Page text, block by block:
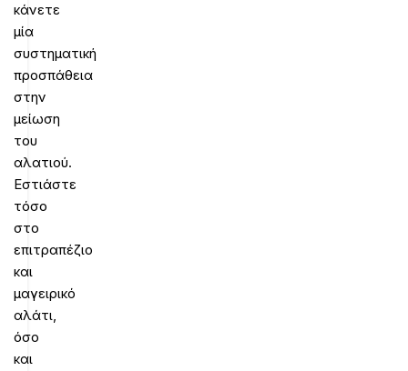
κάνετε
μία
συστηματική
προσπάθεια
στην
μείωση
του
αλατιού.
Εστιάστε
τόσο
στο
επιτραπέζιο
και
μαγειρικό
αλάτι,
όσο
και